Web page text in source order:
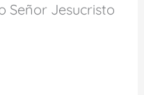
Señor Jesucristo